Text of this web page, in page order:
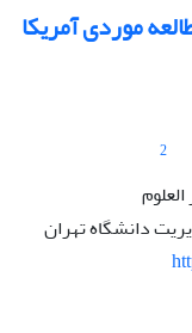
موردی آمریکا
2
دانشگاه تهران